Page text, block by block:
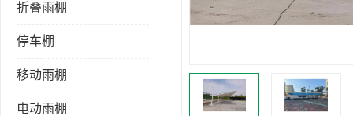
折叠雨棚
停车棚
移动雨棚
电动雨棚